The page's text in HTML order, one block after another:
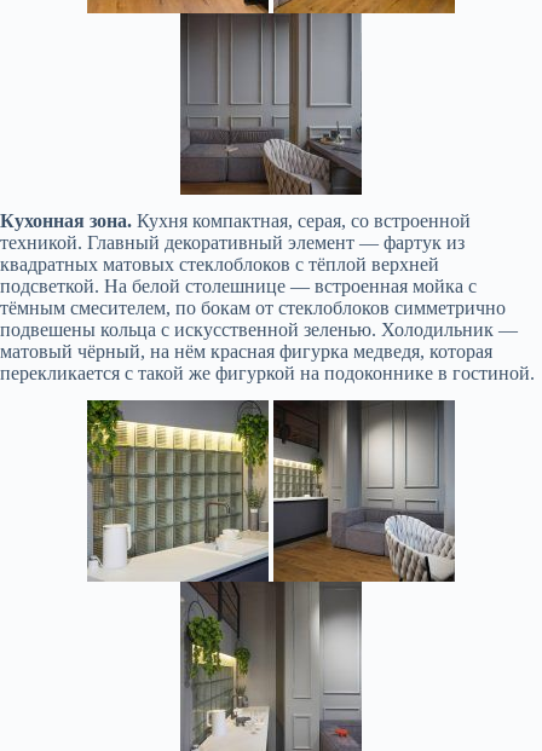
Кухонная зона. Кухня компактная, серая, со встроенной
техникой. Главный декоративный элемент — фартук из
квадратных матовых стеклоблоков с тёплой верхней
подсветкой. На белой столешнице — встроенная мойка с
тёмным смесителем, по бокам от стеклоблоков симметрично
подвешены кольца с искусственной зеленью. Холодильник —
матовый чёрный, на нём красная фигурка медведя, которая
перекликается с такой же фигуркой на подоконнике в гостиной.